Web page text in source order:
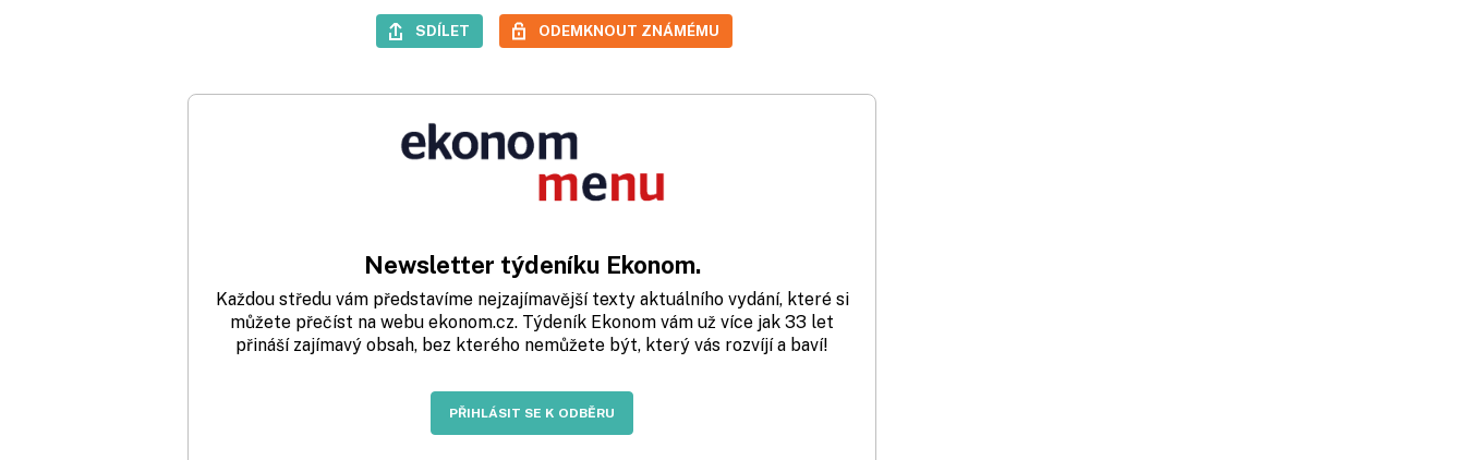
SDÍLET ODEMKNOUT ZNÁMÉMU
Newsletter týdeníku Ekonom.
Každou středu vám představíme nejzajímavější texty aktuálního vydání, které si
můžete přečíst na webu ekonom.cz. Týdeník Ekonom vám už více jak 33 let
přináší zajímavý obsah, bez kterého nemůžete být, který vás rozvíjí a baví!
PŘIHLÁSIT SE K ODBĚRU